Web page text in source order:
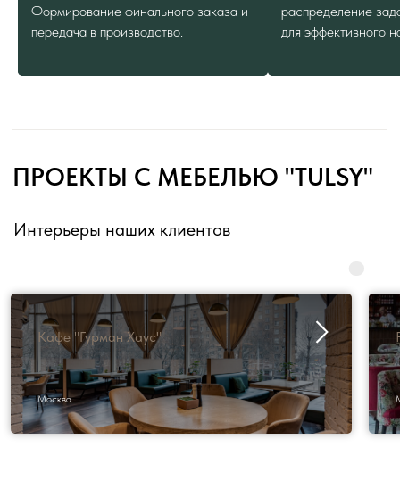
Формирование финального заказа и
передача в производство.
распределение
для эффективного
Кафе "Гурман Хаус"
Москва
ПОЛЕЗНО ЗНАТЬ